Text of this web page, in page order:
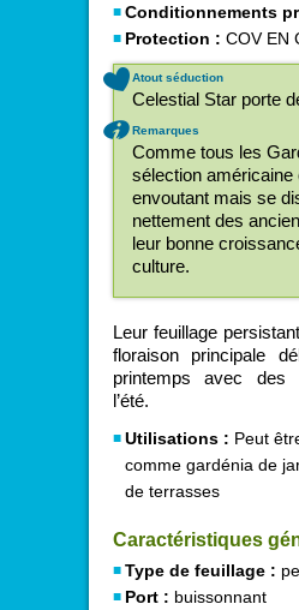
Conditionnements
Protection : COV EN
Atout séduction
Celestial Star porte
Remarques
Comme tous les
sélection américaine
envoutant mais se
nettement des
leur bonne
culture.
Leur feuillage
floraison principale
printemps avec des
l’été.
Utilisations : Peut
comme gardénia de
de terrasses
Caractéristiques
Type de feuillage :
Port : buissonnant